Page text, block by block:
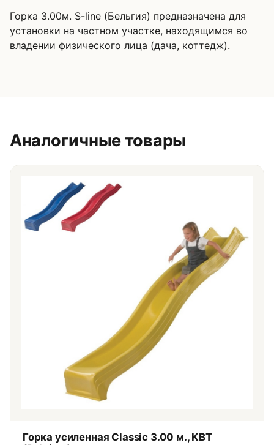
Горка 3.00м. S-line (Бельгия) предназначена для
установки на частном участке, находящимся во
владении физического лица (дача, коттедж).
Аналогичные товары
Горка усиленная Classic 3.00 м., KBT